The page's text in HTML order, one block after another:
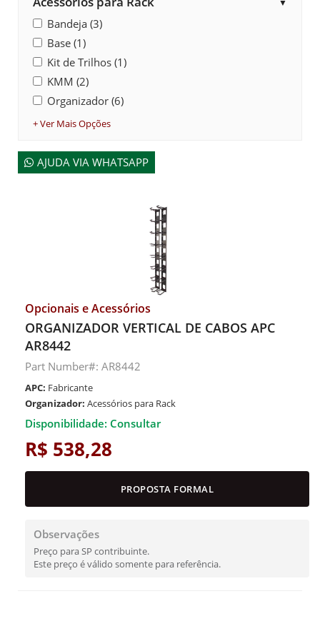
Bandeja (3)
Base (1)
Kit de Trilhos (1)
KMM (2)
Organizador (6)
+ Ver Mais Opções
AJUDA VIA WHATSAPP
Opcionais e Acessórios
ORGANIZADOR VERTICAL DE CABOS APC
AR8442
Part Number#: AR8442
APC: Fabricante
Organizador: Acessórios para Rack
Disponibilidade: Consultar
R$ 538,28
PROPOSTA FORMAL
Observações
Preço para SP contribuinte.
Este preço é válido somente para referência.